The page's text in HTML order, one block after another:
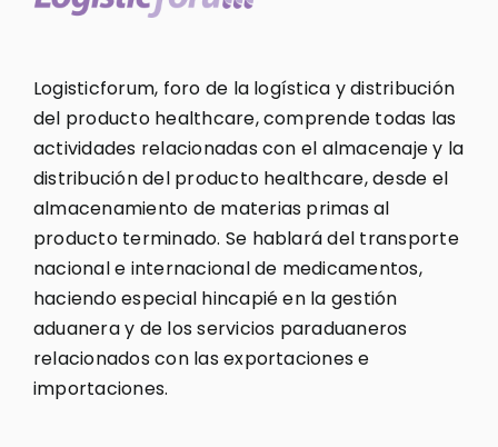
Logisticforum, foro de la logística y distribución
del producto healthcare, comprende todas las
actividades relacionadas con el almacenaje y la
distribución del producto healthcare, desde el
almacenamiento de materias primas al
producto terminado. Se hablará del transporte
nacional e internacional de medicamentos,
haciendo especial hincapié en la gestión
aduanera y de los servicios paraduaneros
relacionados con las exportaciones e
importaciones.